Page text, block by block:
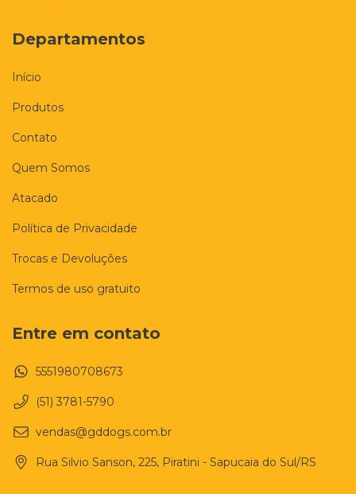
Departamentos
Início
Produtos
Contato
Quem Somos
Atacado
Política de Privacidade
Trocas e Devoluções
Termos de uso gratuito
Entre em contato
5551980708673
(51) 3781-5790
vendas@gddogs.com.br
Rua Silvio Sanson, 225, Piratini - Sapucaia do Sul/RS